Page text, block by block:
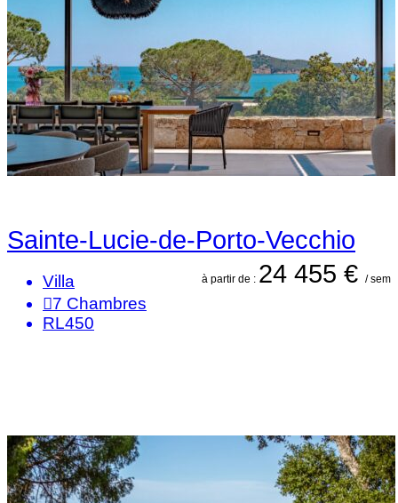
Sainte-Lucie-de-Porto-Vecchio
à partir de : 24 455 € / sem
Villa
7 Chambres
RL450